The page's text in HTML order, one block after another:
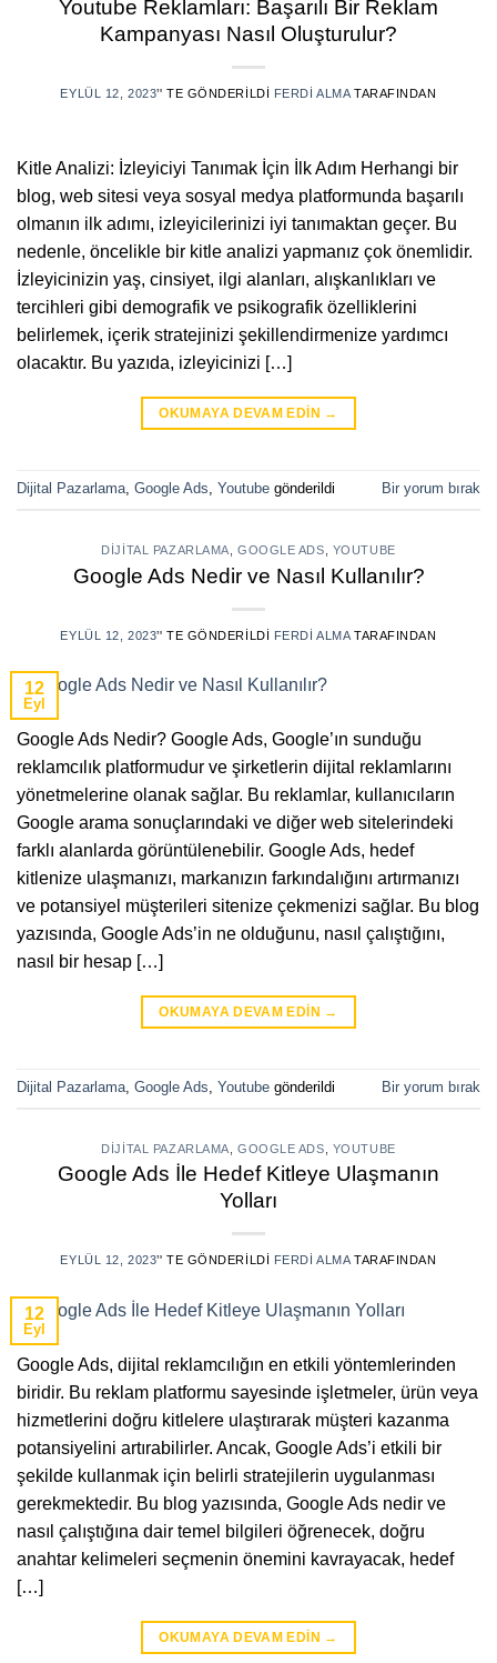
Youtube Reklamları: Başarılı Bir Reklam
Kampanyası Nasıl Oluşturulur?
EYLÜL 12, 2023’' TE GÖNDERILDI FERDI ALMATARAFINDAN
Kitle Analizi: İzleyiciyi Tanımak İçin İlk Adım Herhangi bir
blog, web sitesi veya sosyal medya platformunda başarılı
olmanın ilk adımı, izleyicilerinizi iyi tanımaktan geçer. Bu
nedenle, öncelikle bir kitle analizi yapmanız çok önemlidir.
İzleyicinizin yaş, cinsiyet, ilgi alanları, alışkanlıkları ve
tercihleri gibi demografik ve psikografik özelliklerini
belirlemek, içerik stratejinizi şekillendirmenize yardımcı
olacaktır. Bu yazıda, izleyicinizi […]
OKUMAYA DEVAM EDIN →
Dijital Pazarlama, Google Ads, Youtube gönderildi Bir yorum bırak
DIJITAL PAZARLAMA GOOGLE ADS YOUTUBE
Google Ads Nedir ve Nasıl Kullanılır?
EYLÜL 12, 2023’' TE GÖNDERILDI FERDI ALMATARAFINDAN
12
Eyl
Google Ads Nedir? Google Ads, Google’ın sunduğu
reklamcılık platformudur ve şirketlerin dijital reklamlarını
yönetmelerine olanak sağlar. Bu reklamlar, kullanıcıların
Google arama sonuçlarındaki ve diğer web sitelerindeki
farklı alanlarda görüntülenebilir. Google Ads, hedef
kitlenize ulaşmanızı, markanızın farkındalığını artırmanızı
ve potansiyel müşterileri sitenize çekmenizi sağlar. Bu blog
yazısında, Google Ads’in ne olduğunu, nasıl çalıştığını,
nasıl bir hesap […]
OKUMAYA DEVAM EDIN →
Dijital Pazarlama, Google Ads, Youtube gönderildi Bir yorum bırak
DIJITAL PAZARLAMA GOOGLE ADS YOUTUBE
Google Ads İle Hedef Kitleye Ulaşmanın
Yolları
EYLÜL 12, 2023’' TE GÖNDERILDI FERDI ALMATARAFINDAN
12
Eyl
Google Ads, dijital reklamcılığın en etkili yöntemlerinden
biridir. Bu reklam platformu sayesinde işletmeler, ürün veya
hizmetlerini doğru kitlelere ulaştırarak müşteri kazanma
potansiyelini artırabilirler. Ancak, Google Ads’i etkili bir
şekilde kullanmak için belirli stratejilerin uygulanması
gerekmektedir. Bu blog yazısında, Google Ads nedir ve
nasıl çalıştığına dair temel bilgileri öğrenecek, doğru
anahtar kelimeleri seçmenin önemini kavrayacak, hedef
[…]
OKUMAYA DEVAM EDIN →